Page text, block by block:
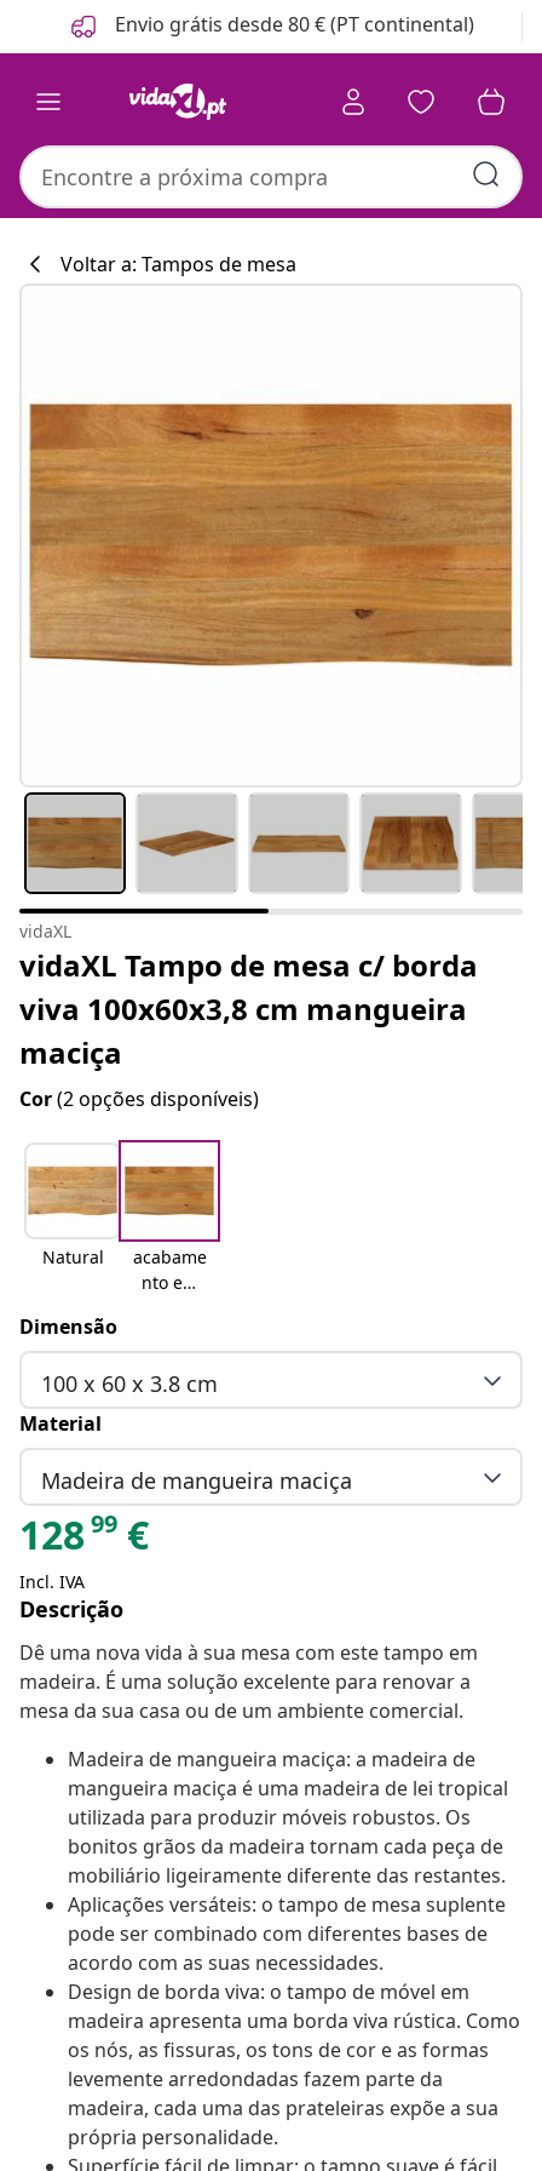
Anterior
Seguinte Envio grátis desde 80 € (PT continental)
Voltar a: Tampos de mesa
vidaXL
vidaXL Tampo de mesa c/ borda
viva 100x60x3,8 cm mangueira
maciça
Cor(2 opções disponíveis)
Natural
acabame
nto em
Dimensão
100 x 60 x 3.8 cm
Material
Madeira de mangueira maciça
12899 €
Incl. IVA
Descrição
Dê uma nova vida à sua mesa com este tampo em
madeira. É uma solução excelente para renovar a
mesa da sua casa ou de um ambiente comercial.
Madeira de mangueira maciça: a madeira de
mangueira maciça é uma madeira de lei tropical
utilizada para produzir móveis robustos. Os
bonitos grãos da madeira tornam cada peça de
mobiliário ligeiramente diferente das restantes.
Aplicações versáteis: o tampo de mesa suplente
pode ser combinado com diferentes bases de
acordo com as suas necessidades.
Design de borda viva: o tampo de móvel em
madeira apresenta uma borda viva rústica. Como
os nós, as fissuras, os tons de cor e as formas
levemente arredondadas fazem parte da
madeira, cada uma das prateleiras expõe a sua
própria personalidade.